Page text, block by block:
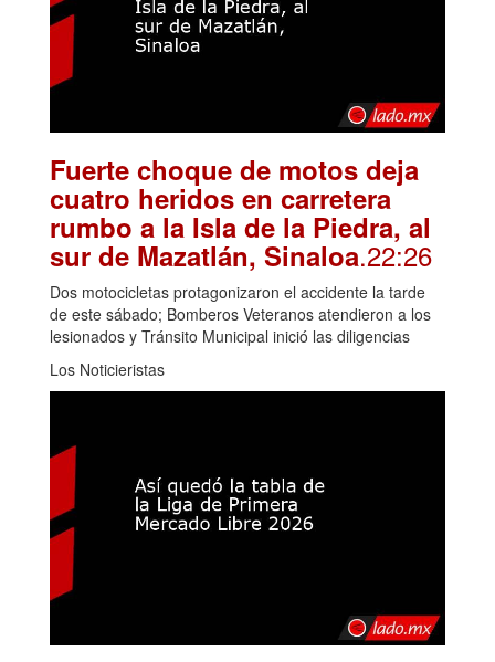
Fuerte choque de motos deja
cuatro heridos en carretera
rumbo a la Isla de la Piedra, al
sur de Mazatlán, Sinaloa.22:26
Dos motocicletas protagonizaron el accidente la tarde
de este sábado; Bomberos Veteranos atendieron a los
lesionados y Tránsito Municipal inició las diligencias
Los Noticieristas